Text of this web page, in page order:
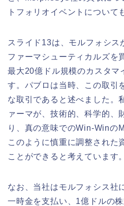
トフォリオイベントについて
スライド13は、モルフォシス
ファーマシューティカルズを
最大20億ドル規模のカスタマ
す。パブロは当時、この取引
な取引であると述べました。
ァーマが、技術的、科学的、
り、真の意味でのWin-Winの
このように慎重に調整された
ことができると考えています。
なお、当社はモルフォシス社
一時金を支払い、1億ドルの